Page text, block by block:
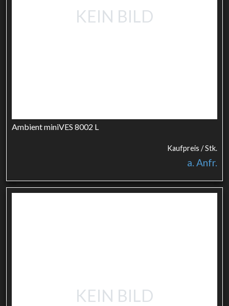
KEIN BILD
Ambient miniVES 8002 L
Kaufpreis / Stk.
a. Anfr.
KEIN BILD